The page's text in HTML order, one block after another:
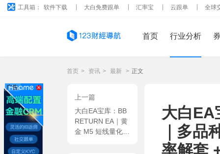
工具箱： 软件下载 大白免费跟单 汇率宝 云跟单 全球
首页 行业分析
首页 > 资讯 > 最新 > 正文
上一篇
大白EA宝库：BB
RETURN EA｜黄
金 M5 短线量化系
大白
｜多品
率解套
广告